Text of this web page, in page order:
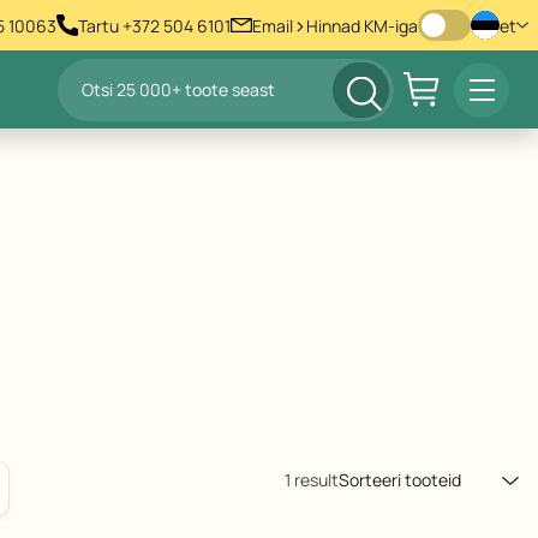
10063 Tartu +372 504 6101 Email>Hinnad KM-iga et
Products
search
1 result